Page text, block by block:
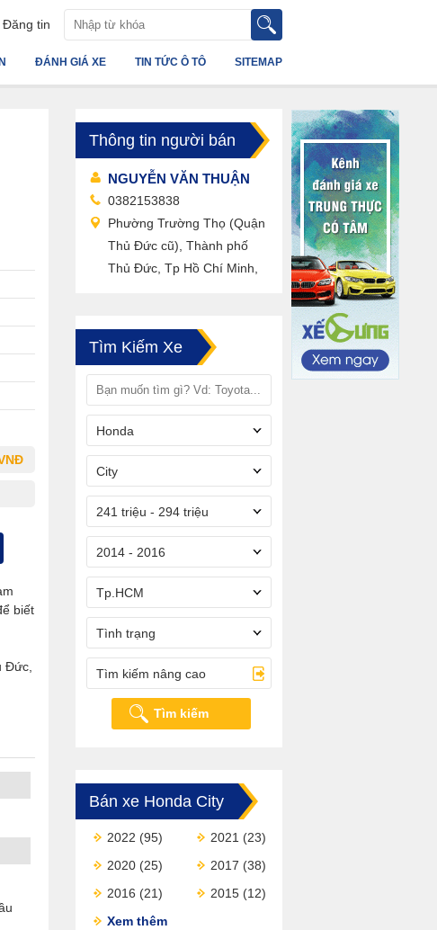
Đăng tin
SITEMAP
TIN TỨC Ô TÔ
ĐÁNH GIÁ XE
biết
Đức,
Thông tin người bán
NGUYỄN VĂN THUẬN
0382153838
Phường Trường Thọ (Quận
Thủ Đức cũ), Thành phố
Thủ Đức, Tp Hồ Chí Minh,
Tìm Kiếm Xe
Honda
City
241 triệu - 294 triệu
2014 - 2016
Tp.HCM
Tình trạng
Tìm kiếm nâng cao
Tìm kiếm
Bán xe Honda City
2022 (95) 2021 (23)
2020 (25) 2017 (38)
2016 (21) 2015 (12)
Xem thêm